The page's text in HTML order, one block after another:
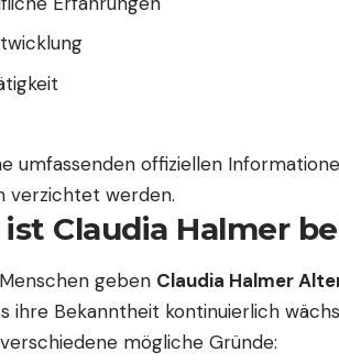
umfassenden offiziellen
verzichtet werden.
Claudia Halmer
geben Claudia Halmer
ihre Bekanntheit kontinuierlich
mögliche Gründe: